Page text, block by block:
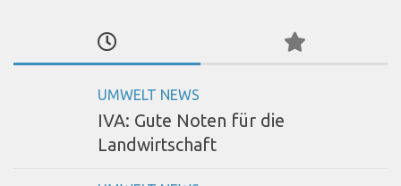
UMWELT NEWS
IVA: Gute Noten für die
Landwirtschaft